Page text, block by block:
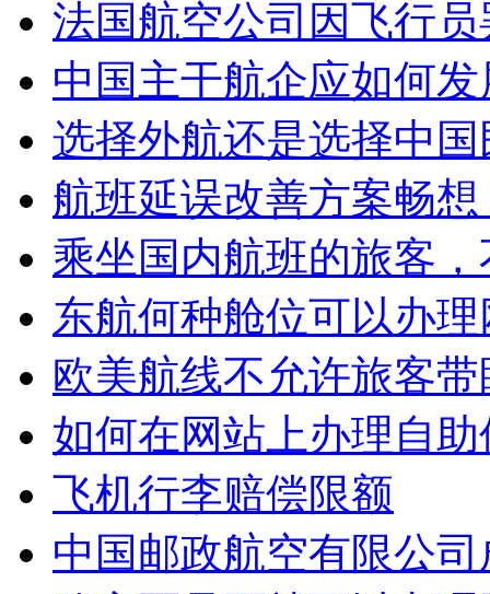
法国航空公司因飞行
中国主干航企应如何
选择外航还是选择中国
航班延误改善方案畅
乘坐国内航班的旅客
东航何种舱位可以办
欧美航线不允许旅客
如何在网站上办理自
飞机行李赔偿限额
中国邮政航空有限公